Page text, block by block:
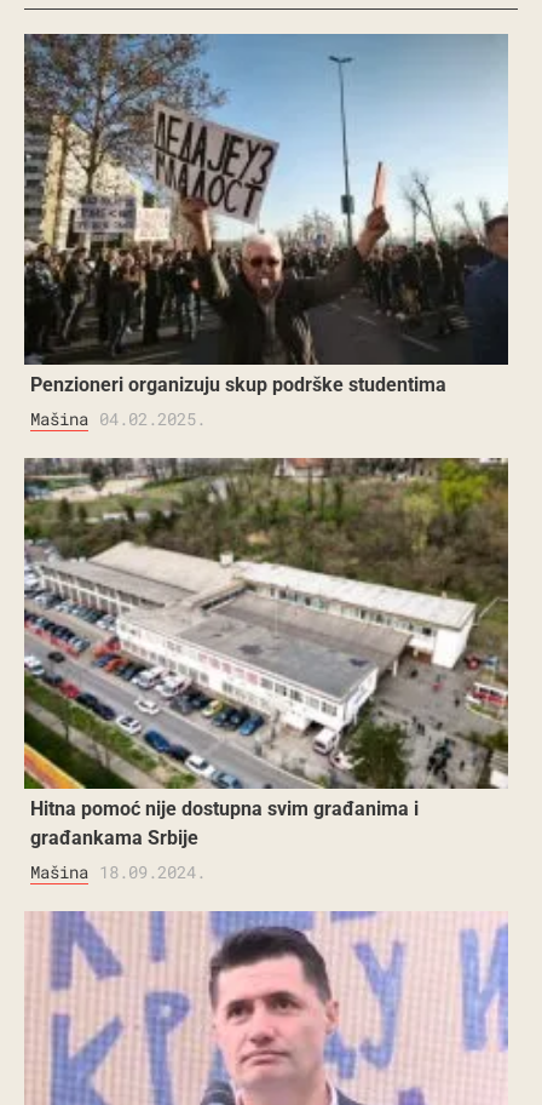
Penzioneri organizuju skup podrške studentima
Mašina 04.02.2025.
Hitna pomoć nije dostupna svim građanima i
građankama Srbije
Mašina 18.09.2024.